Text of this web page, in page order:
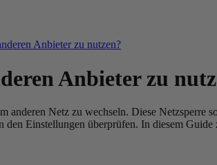
Anbieter zu nutzen?
Anbieter zu
Netz zu wechseln. Diese Netzsperre
Einstellungen überprüfen. In diesem